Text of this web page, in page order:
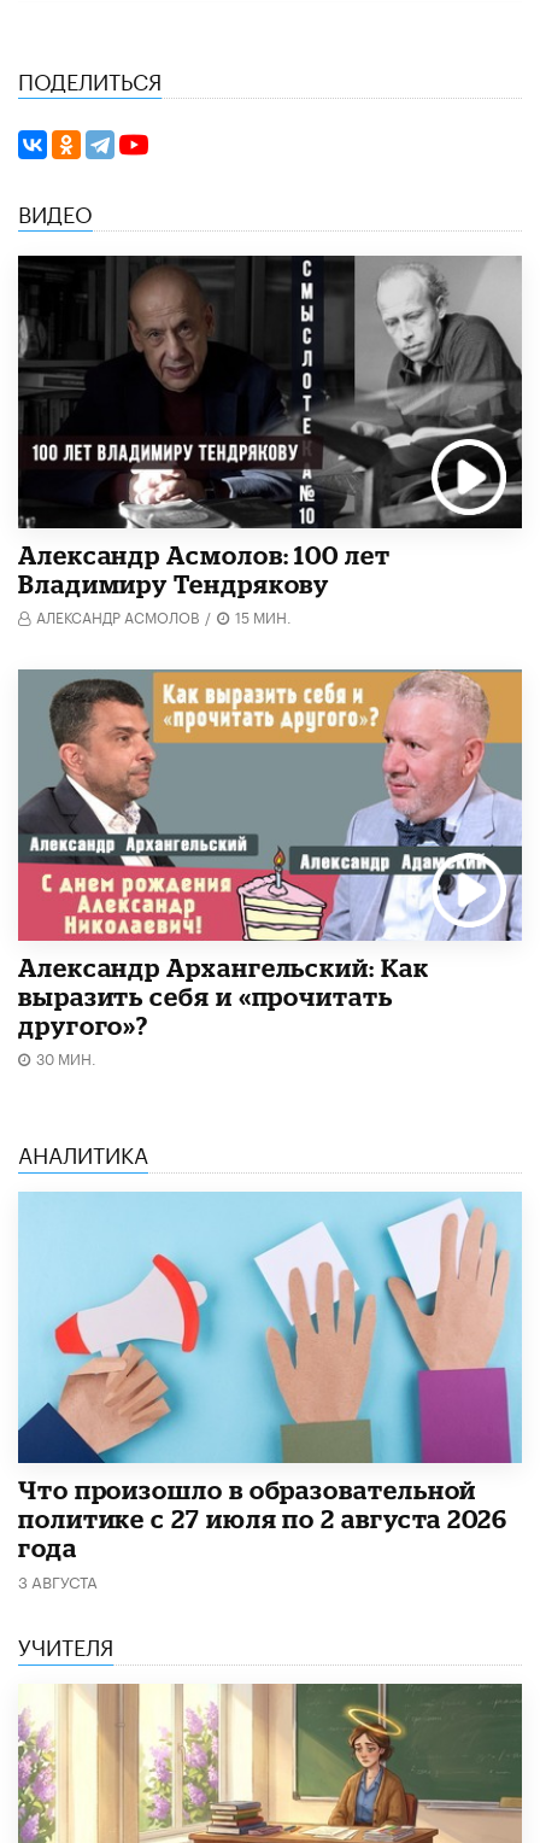
ПОДЕЛИТЬСЯ
ВИДЕО
Александр Асмолов: 100 лет
Владимиру Тендрякову
АЛЕКСАНДР АСМОЛОВ / 15 МИН.
Александр Архангельский: Как
выразить себя и «прочитать
другого»?
30 МИН.
АНАЛИТИКА
​Что произошло в образовательной
политике с 27 июля по 2 августа 2026
года
3 АВГУСТА
УЧИТЕЛЯ